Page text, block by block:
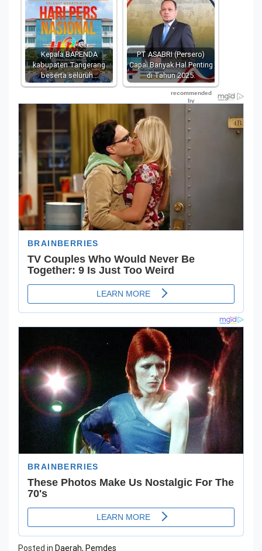
Kepala BAPENDA
kabupaten Tangerang
beserta seluruh…
PT ASABRI (Persero)
Capai Banyak Hal Penting
di Tahun 2025.
Posted in Daerah, Pemdes